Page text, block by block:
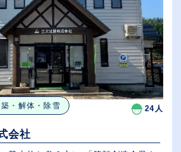
・解体・除雪 24人
会社